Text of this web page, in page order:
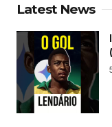
Latest News